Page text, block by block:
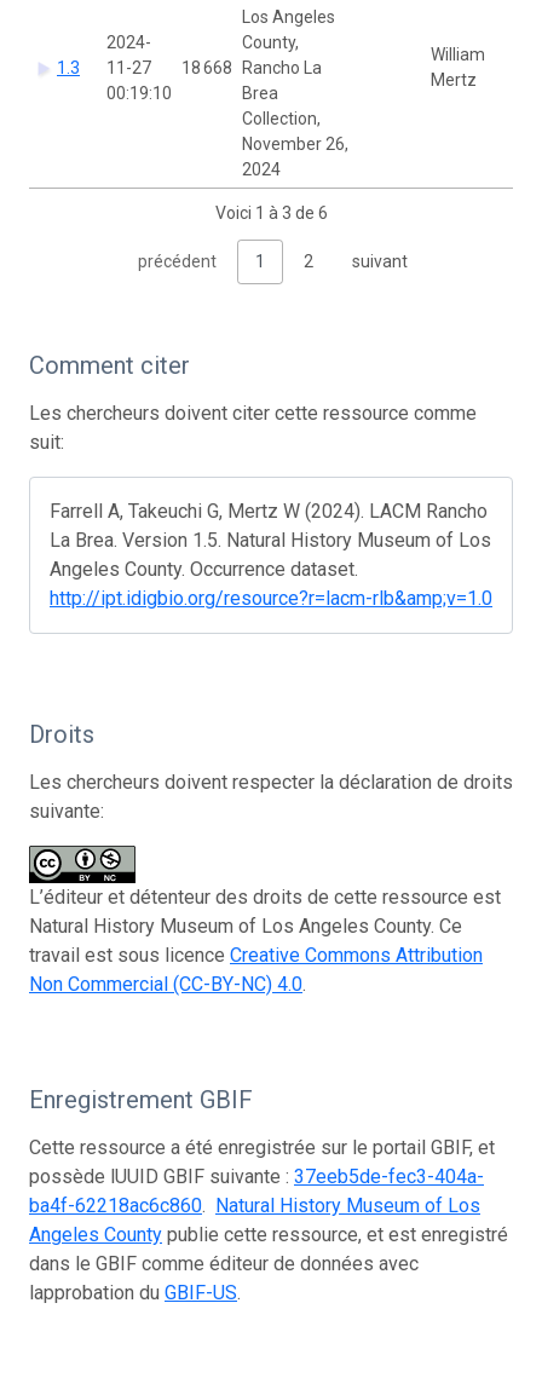
1.3
2024-
11-27
00:19:10
18 668
Los Angeles
County,
Rancho La
Brea
Collection,
November 26,
2024
William
Mertz
Voici 1 à 3 de 6
précédent 1 2 suivant
Comment citer
Les chercheurs doivent citer cette ressource comme
suit:
Farrell A, Takeuchi G, Mertz W (2024). LACM Rancho
La Brea. Version 1.5. Natural History Museum of Los
Angeles County. Occurrence dataset.
http://ipt.idigbio.org/resource?r=lacm-rlb&amp;v=1.0
Droits
Les chercheurs doivent respecter la déclaration de droits
suivante:
L’éditeur et détenteur des droits de cette ressource est
Natural History Museum of Los Angeles County. Ce
travail est sous licence Creative Commons Attribution
Non Commercial (CC-BY-NC) 4.0.
Enregistrement GBIF
Cette ressource a été enregistrée sur le portail GBIF, et
possède lUUID GBIF suivante : 37eeb5de-fec3-404a-
ba4f-62218ac6c860. Natural History Museum of Los
Angeles County publie cette ressource, et est enregistré
dans le GBIF comme éditeur de données avec
lapprobation du GBIF-US.